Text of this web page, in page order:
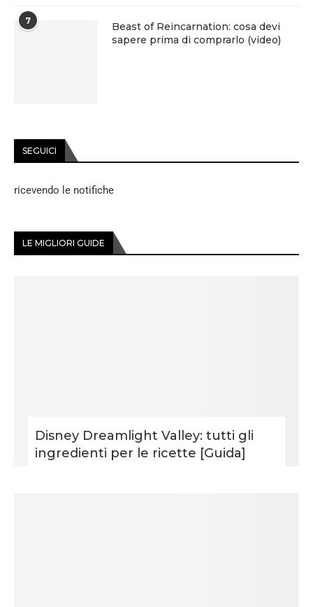
7
Beast of Reincarnation: cosa devi
sapere prima di comprarlo (video)
SEGUICI
ricevendo le notifiche
LE MIGLIORI GUIDE
Disney Dreamlight Valley: tutti gli
ingredienti per le ricette [Guida]